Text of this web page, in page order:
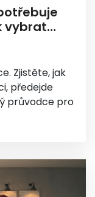
vybrat
Zjistěte, jak
předejde
průvodce pro